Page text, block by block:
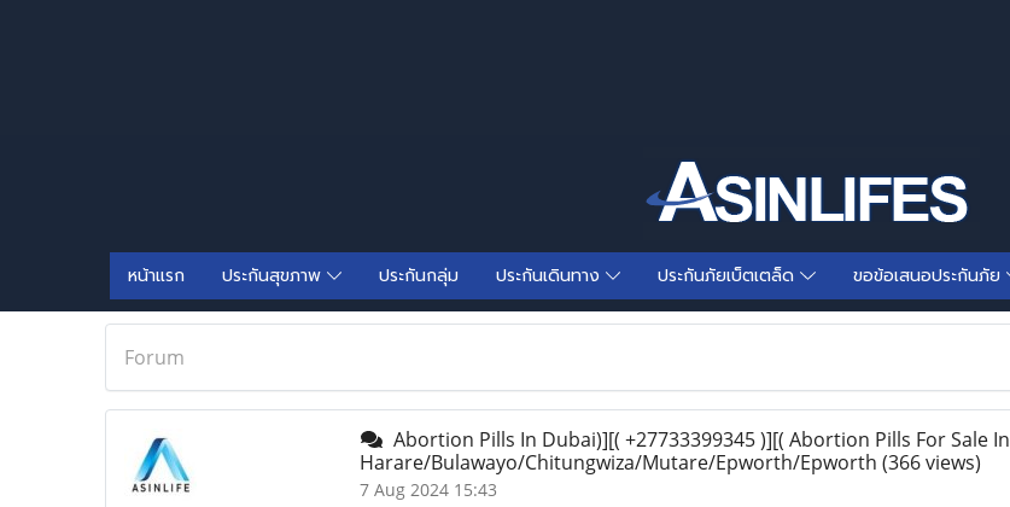
หน้าแรก ประกันสุขภาพ ประกันกลุ่ม ประกันเดินทาง ประกันภัยเบ็ตเตล็ด ขอข้อเสนอประกันภัย
Forum
Abortion Pills In Dubai)][( +27733399345 )][( Abortion Pills For Sale In
Harare/Bulawayo/Chitungwiza/Mutare/Epworth/Epworth (366 views)
7 Aug 2024 15:43